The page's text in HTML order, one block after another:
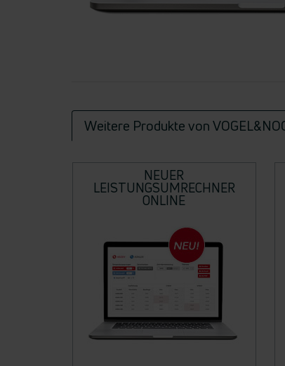
Weitere Produkte von
NEUER
LEISTUNGSUMRECHNER
ONLINE